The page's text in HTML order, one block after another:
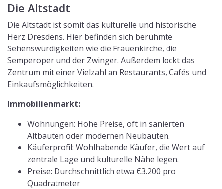
Die Altstadt
Die Altstadt ist somit das kulturelle und historische
Herz Dresdens. Hier befinden sich berühmte
Sehenswürdigkeiten wie die Frauenkirche, die
Semperoper und der Zwinger. Außerdem lockt das
Zentrum mit einer Vielzahl an Restaurants, Cafés und
Einkaufsmöglichkeiten.
Immobilienmarkt:
Wohnungen: Hohe Preise, oft in sanierten
Altbauten oder modernen Neubauten.
Käuferprofil: Wohlhabende Käufer, die Wert auf
zentrale Lage und kulturelle Nähe legen.
Preise: Durchschnittlich etwa €3.200 pro
Quadratmeter